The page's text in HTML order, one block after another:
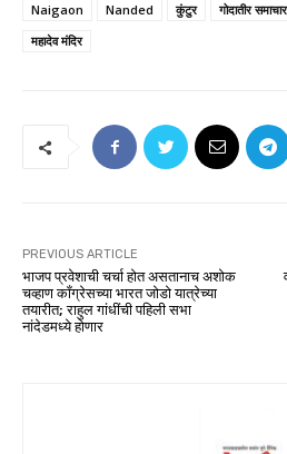
Naigaon
Nanded कुंटुर गोदातीर समाचार
महादेव मंदिर
PREVIOUS ARTICLE
भाजप प्रवेशाची चर्चा होत असतानाच अशोक
चव्हाण कॉंग्रेसच्या भारत जोडो यात्रेच्या
तयारीत; राहुल गांधींची पहिली सभा
नांदेडमध्ये होणार